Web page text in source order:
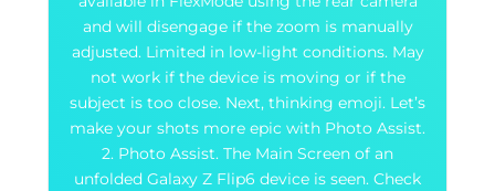
and will disengage if the zoom is manually
adjusted. Limited in low-light conditions. May
not work if the device is moving or if the
subject is too close. Next, thinking emoji. Let’s
make your shots more epic with Photo Assist.
2. Photo Assist. The Main Screen of an
unfolded Galaxy Z Flip6 device is seen. Check